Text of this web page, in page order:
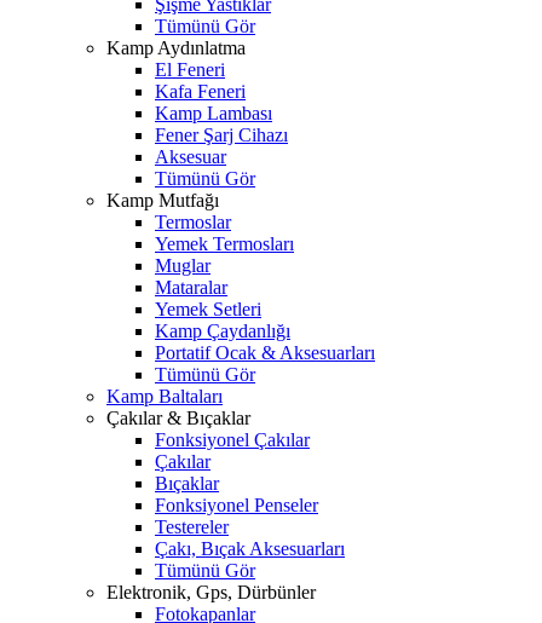
Şişme Yastıklar
Tümünü Gör
Kamp Aydınlatma
El Feneri
Kafa Feneri
Kamp Lambası
Fener Şarj Cihazı
Aksesuar
Tümünü Gör
Kamp Mutfağı
Termoslar
Yemek Termosları
Muglar
Mataralar
Yemek Setleri
Kamp Çaydanlığı
Portatif Ocak & Aksesuarları
Tümünü Gör
Kamp Baltaları
Çakılar & Bıçaklar
Fonksiyonel Çakılar
Çakılar
Bıçaklar
Fonksiyonel Penseler
Testereler
Çakı, Bıçak Aksesuarları
Tümünü Gör
Elektronik, Gps, Dürbünler
Fotokapanlar